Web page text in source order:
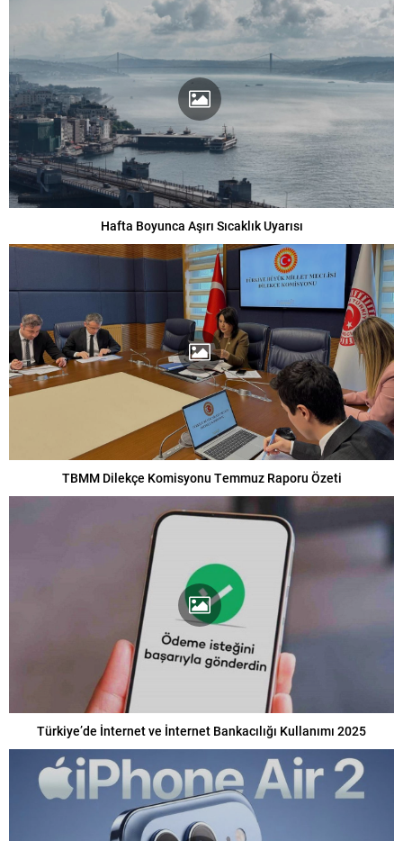
Hafta Boyunca Aşırı Sıcaklık Uyarısı
TBMM Dilekçe Komisyonu Temmuz Raporu Özeti
Türkiye’de İnternet ve İnternet Bankacılığı Kullanımı 2025